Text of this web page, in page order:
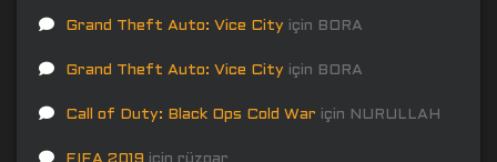
Grand Theft Auto: Vice City için BORA
Grand Theft Auto: Vice City için BORA
Call of Duty: Black Ops Cold War için NURULLAH
FIFA 2019 için rüzgar